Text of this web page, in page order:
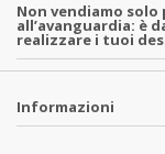
Non vendiamo
all’avanguardia: è
realizzare i tuoi
Informazioni